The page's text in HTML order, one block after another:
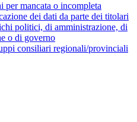
per mancata o incompleta
dei dati da parte dei titolari
politici, di amministrazione, di
o di governo
consiliari regionali/provinciali